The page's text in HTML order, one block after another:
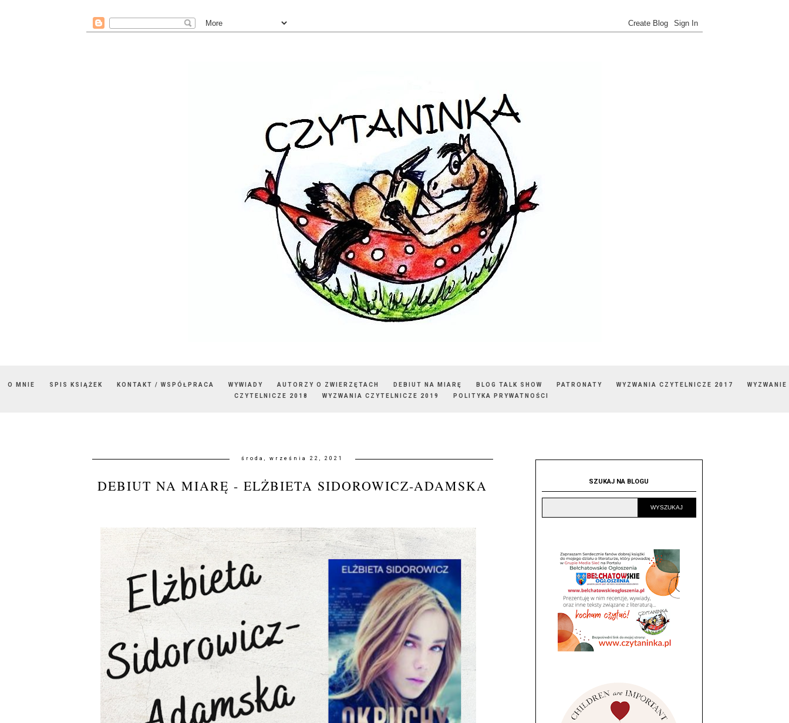
O MNIE SPIS KSIĄŻEK KONTAKT / WSPÓŁPRACA WYWIADY AUTORZY O ZWIERZĘTACH DEBIUT NA MIARĘ BLOG TALK SHOW PATRONATY WYZWANIA CZYTELNICZE 2017
WYZWANIE
CZYTELNICZE 2018
WYZWANIA CZYTELNICZE 2019 POLITYKA PRYWATNOŚCI
środa, września 22, 2021
DEBIUT NA MIARĘ - ELŻBIETA SIDOROWICZ-ADAMSKA SZUKAJ NA BLOGU